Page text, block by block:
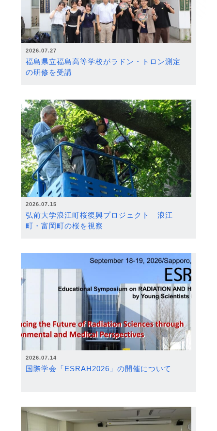
2026.07.27
福島県立福島高等学校がラドン・トロン測定
の研修を受講
2026.07.15
弘前大学浪江町桜復興プロジェクト 浪江
町・富岡町の桜を視察
2026.07.14
国際学会「ESRAH2026」の開催について